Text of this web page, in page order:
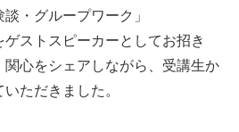
・グループワーク」
ストスピーカーとしてお招き
関心をシェアしながら、受講生か
ただきました。